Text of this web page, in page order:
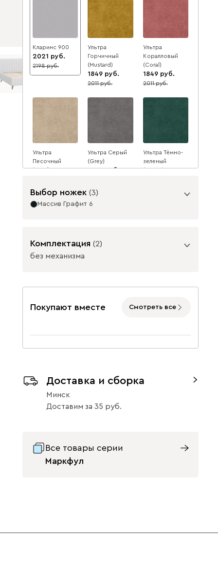
Кларинс 900
2021
8
2198
Ультра
Горчичный
(Mustard)
1849
8
2011
Ультра
Коралловый
(Coral)
1849
8
2011
Ультра
Песочный
(Sand)
2011
Ультра Серый
(Grey)
1849
Ультра Тёмно-
зеленый
(Forest)
Ультра Тёмно-
Изумруд
бежевый
Выбор ножек (3)
Массив Графит 6
Комплектация (2)
без механизма
без механизма с механизмом
Покупают вместе Смотреть все
Доставка и сборка
Минск
Доставим за 35
Все товары серии
Маркфул